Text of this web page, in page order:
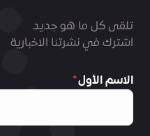
تلقى كل ما هو جديد
اشترك في نشرتنا الاخبارية
الاسم الأول